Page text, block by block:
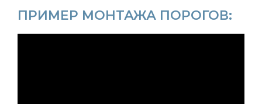
ПРИМЕР МОНТАЖА ПОРОГОВ: